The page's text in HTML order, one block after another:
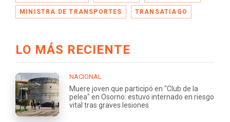
MINISTRA DE TRANSPORTES TRANSATIAGO
LO MÁS RECIENTE
NACIONAL
Muere joven que participó en "Club de la
pelea" en Osorno: estuvo internado en riesgo
vital tras graves lesiones